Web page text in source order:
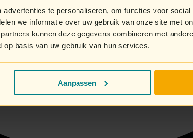
te personaliseren, om functies voor
we informatie over uw gebruik van onze site met
kunnen deze gegevens combineren met
basis van uw gebruik van hun services.
Aanpassen